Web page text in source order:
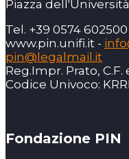
Piazza
Tel. +39 0574
www.pin.unifi.it -
pin@legalmail.it
Reg.Impr. Prato, C.F.
Codice Univoco:
Fondazione PIN